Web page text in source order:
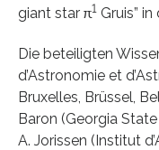
giant star π1 Gruis”
Die beteiligten
d’Astronomie et
Bruxelles, Brüssel,
Baron (Georgia
A. Jorissen (Institut